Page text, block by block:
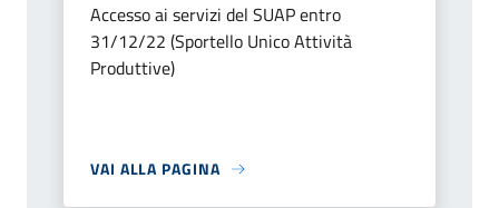
Accesso ai servizi del SUAP entro
31/12/22 (Sportello Unico Attività
Produttive)
VAI ALLA PAGINA